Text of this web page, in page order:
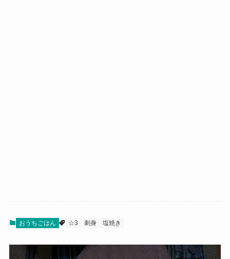
おうちごはん ☆3 刺身 塩焼き